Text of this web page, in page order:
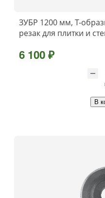
ЗУБР 1200 мм, Т-
резак для плитки и
6 100 ₽
В